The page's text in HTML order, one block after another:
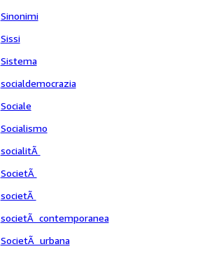
Sinonimi
Sissi
Sistema
socialdemocrazia
Sociale
Socialismo
socialitÃ
SocietÃ
societÃ
societÃ contemporanea
SocietÃ urbana